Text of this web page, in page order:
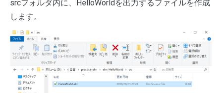
srcフォルダ内に、HelloWorldを出力するファイルを作成
します。